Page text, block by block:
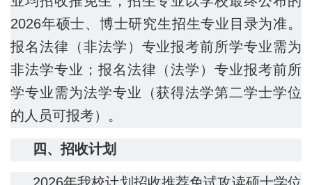
2026年硕士、博士研究生招生专业目录为准。
报名法律（非法学）专业报考前所学专业需为
非法学专业；报名法律（法学）专业报考前所
学专业需为法学专业（获得法学第二学士学位
的人员可报考）。
四、 招收计划